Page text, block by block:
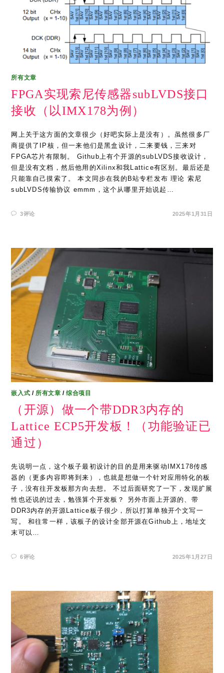
所有文章
FPGA实现索尼传感器subLVDS接口
接收（以IMX178为例）
网上关于这方面的文章很少（好吧实际上是没有）。虽然很多厂
商提供了IP核，但一来他们是黑盒设计，二来要钱，三来对
FPGA芯片有限制。 Github上有个开源的subLVDS接收设计，
但是没有文档，然后他用的Xilinx和我Lattice有区别。最后还是
只能靠自己摸索了。 本文同步在我的B站专栏发布 理论 索尼
subLVDS传输协议 emmm，这个从哪里开始说起…
3评论 2025年1月31日
嵌入式 / 所有文章 /综合项目
（开源）做一个带DDR3内存的
Lattice ECP5开发板！（功能验证已
通过）
先说明一点，这个板子最初设计的目的是用来驱动IMX178传感
器的（更多内容即将到来），也就是想做一个针对应用特化的板
子，没有往开发板那方向去想。 不过后面研究了一下，发现扩展
性也还说的过去，勉强算个开发板？ 另外市面上开源的、带
DDR3内存的开源Lattice板子很少，所以打算单独开个文写一
写。 和往常一样，该板子的设计全部开源在Github上，地址文
末可以…
6评论 2025年1月27日